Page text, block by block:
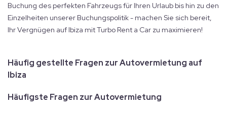
Buchung des perfekten Fahrzeugs für Ihren Urlaub bis hin zu den
Einzelheiten unserer Buchungspolitik - machen Sie sich bereit,
Ihr Vergnügen auf Ibiza mit Turbo Rent a Car zu maximieren!
Häufig gestellte Fragen zur Autovermietung auf
Ibiza
Häufigste Fragen zur Autovermietung